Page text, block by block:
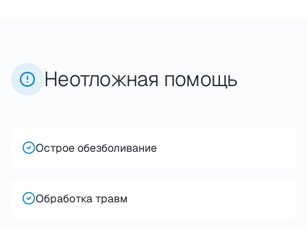
Неотложная помощь
Острое обезболивание
Обработка травм